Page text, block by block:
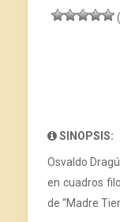
SINOPSIS:
Osvaldo
en cuadros
de “Madre